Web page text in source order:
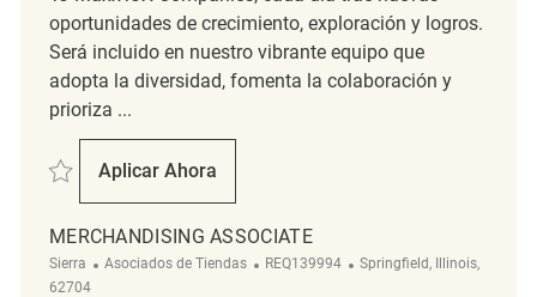
oportunidades de crecimiento, exploración y logros.
Será incluido en nuestro vibrante equipo que
adopta la diversidad, fomenta la colaboración y
prioriza ...
Salvar Merchandising REQ139781
Aplicar Ahora
Merchandising
MERCHANDISING ASSOCIATE
Sierra Categoría
Asociados de Tiendas ReqId
REQ139994 Ubicación
Springfield, Illinois,
62704